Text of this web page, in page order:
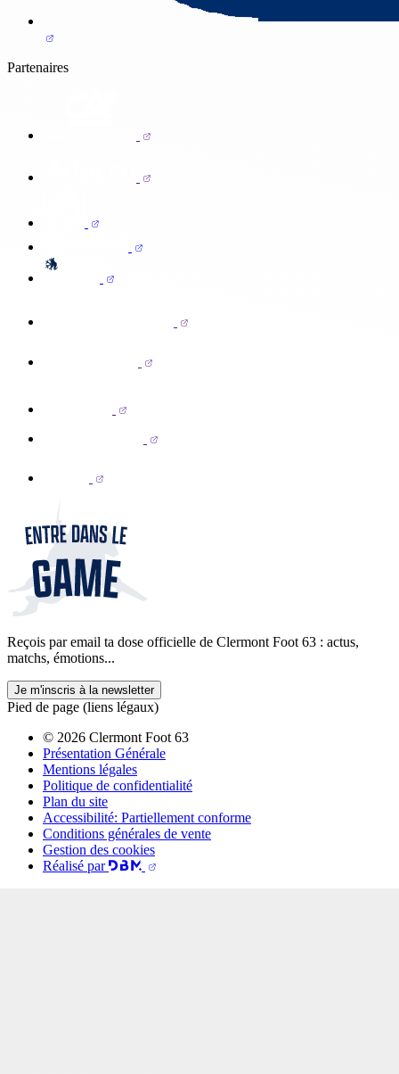
Partenaires
Reçois par email ta dose officielle de Clermont Foot 63 : actus,
matchs, émotions...
Je m'inscris à la newsletter
Pied de page (liens légaux)
© 2026 Clermont Foot 63
Présentation Générale
Mentions légales
Politique de confidentialité
Plan du site
Accessibilité: Partiellement conforme
Conditions générales de vente
Gestion des cookies
Réalisé par